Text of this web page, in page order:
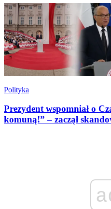
Polityka
Prezydent wspomniał o
komuną!” – zaczął